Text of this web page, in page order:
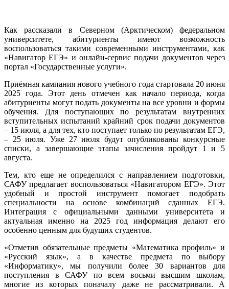
Как рассказали в Северном (Арктическом) федеральном
университете, абитуриенты имеют возможность
воспользоваться такими современными инструментами, как
«Навигатор ЕГЭ» и онлайн-сервис подачи документов через
портал «Государственные услуги».
Приёмная кампания нового учебного года стартовала 20 июня
2025 года. Этот день отмечен как начало периода, когда
абитуриенты могут подать документы на все уровни и формы
обучения. Для поступающих по результатам внутренних
вступительных испытаний крайний срок подачи документов
– 15 июля, а для тех, кто поступает только по результатам ЕГЭ,
– 25 июля. Уже 27 июля будут опубликованы конкурсные
списки, а завершающие этапы зачисления пройдут 1 и 5
августа.
Тем, кто еще не определился с направлением подготовки,
САФУ предлагает воспользоваться «Навигатором ЕГЭ». Этот
удобный и простой инструмент помогает подобрать
специальности на основе комбинаций сданных ЕГЭ.
Интеграция с официальными данными университета и
актуальная именно на 2025 год информация делают его
особенно ценным для будущих студентов.
«Отметив обязательные предметы «Математика профиль» и
«Русский язык», а в качестве предмета по выбору
«Информатику», мы получили более 30 вариантов для
поступления в САФУ по всем восьми высшим школам,
многие из которых поначалу даже не рассматривали. А